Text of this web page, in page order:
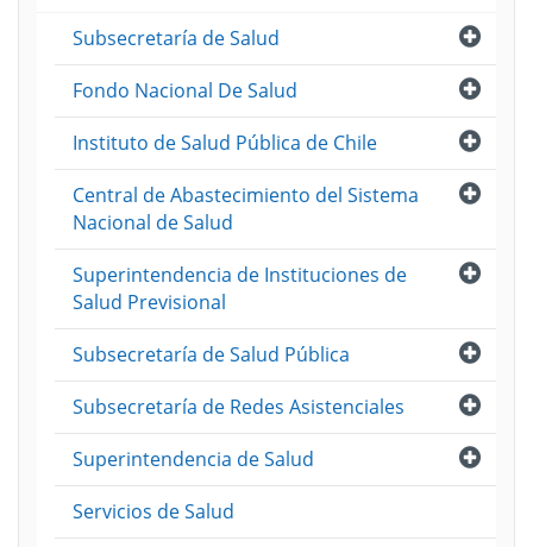
Abrir
Subsecretaría de Salud
Abrir
Fondo Nacional De Salud
Abrir
Instituto de Salud Pública de Chile
Abrir
Central de Abastecimiento del Sistema
Nacional de Salud
Abrir
Superintendencia de Instituciones de
Salud Previsional
Abrir
Subsecretaría de Salud Pública
Abrir
Subsecretaría de Redes Asistenciales
Abrir
Superintendencia de Salud
Servicios de Salud